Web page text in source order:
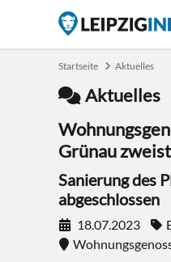
Startseite Aktuelles
Aktuelles
Grünau
Sanierung des
abgeschlossen
18.07.2023